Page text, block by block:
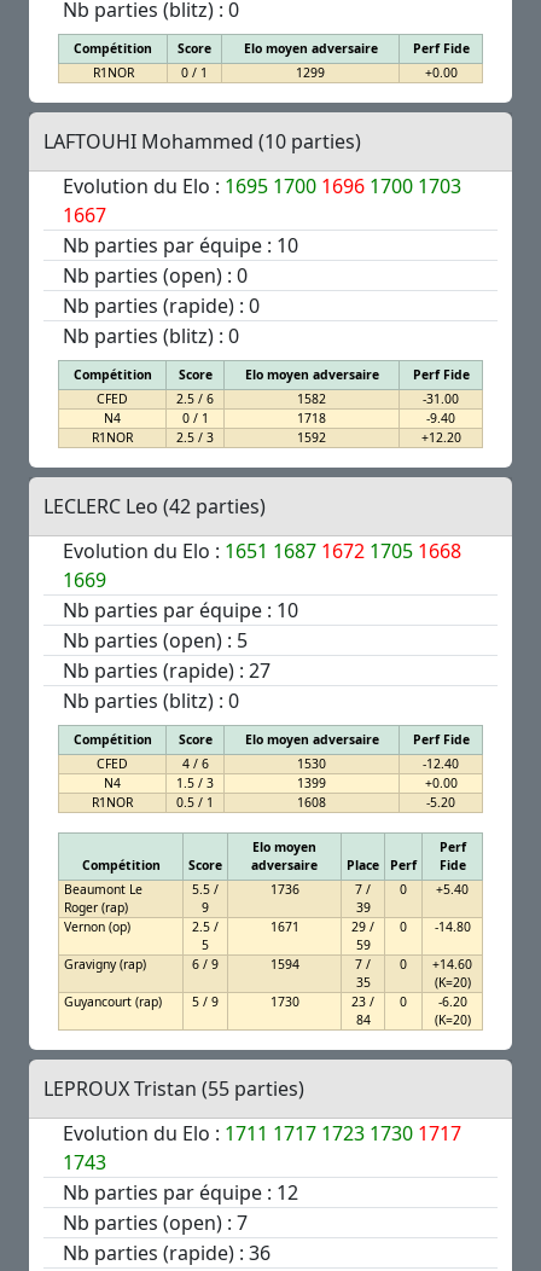
Nb parties (blitz) : 0
Compétition Score Elo moyen adversaire
Perf Fide
R1NOR
0 / 1 1299 +0.00
LAFTOUHI Mohammed (10 parties)
Evolution du Elo : 1695 1700 1696 1700 1703
1667
Nb parties par équipe : 10
Nb parties (open) : 0
Nb parties (rapide) : 0
Nb parties (blitz) : 0
Compétition Score Elo moyen adversaire
Perf Fide
CFED
2.5 / 6 1582
-31.00
N4
0 / 1 1718
-9.40
R1NOR
2.5 / 3 1592 +12.20
LECLERC Leo (42 parties)
Evolution du Elo : 1651 1687 1672 1705 1668
1669
Nb parties par équipe : 10
Nb parties (open) : 5
Nb parties (rapide) : 27
Nb parties (blitz) : 0
Compétition Score Elo moyen adversaire
Perf Fide
CFED
4 / 6 1530
-12.40
N4
1.5 / 3 1399
+0.00
R1NOR
0.5 / 1 1608 -5.20
Compétition Score
Elo moyen
adversaire
Place Perf
Perf
Fide
Beaumont Le
Roger (rap)
5.5 /
9
1736
7 /
39
0 +5.40
Vernon (op)
2.5 /
5
1671
29 /
59
0 -14.80
Gravigny (rap) 6 / 9 1594
7 /
35
0
+14.60
(K=20)
Guyancourt (rap)
5 / 9 1730
23 /
84
0
-6.20
(K=20)
LEPROUX Tristan (55 parties)
Evolution du Elo : 1711 1717 1723 1730 1717
1743
Nb parties par équipe : 12
Nb parties (open) : 7
Nb parties (rapide) : 36